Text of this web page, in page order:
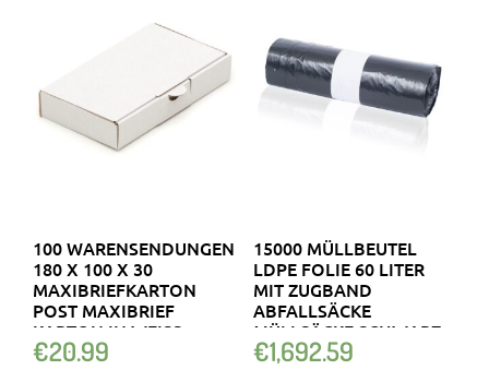
100 WARENSENDUNGEN
180 X 100 X 30
MAXIBRIEFKARTON
POST MAXIBRIEF
KARTON IN WEISS
€20.99
15000 MÜLLBEUTEL
LDPE FOLIE 60 LITER
MIT ZUGBAND
ABFALLSÄCKE
MÜLLSÄCKE SCHWARZ
€1,692.59